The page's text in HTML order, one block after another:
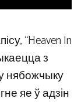
“Heaven In
з
нябожчыку
яе ў адзін